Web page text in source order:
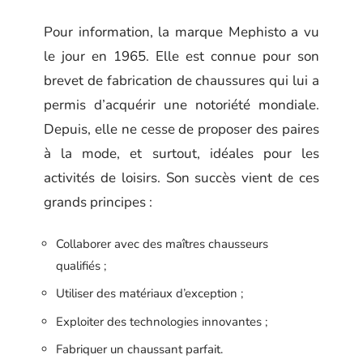
Pour information, la marque Mephisto a vu
le jour en 1965. Elle est connue pour son
brevet de fabrication de chaussures qui lui a
permis d’acquérir une notoriété mondiale.
Depuis, elle ne cesse de proposer des paires
à la mode, et surtout, idéales pour les
activités de loisirs. Son succès vient de ces
grands principes :
Collaborer avec des maîtres chausseurs
qualifiés ;
Utiliser des matériaux d’exception ;
Exploiter des technologies innovantes ;
Fabriquer un chaussant parfait.